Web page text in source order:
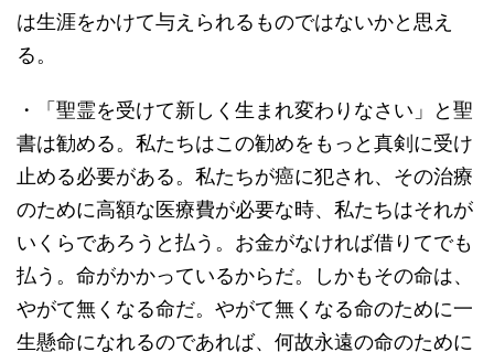
は生涯をかけて与えられるものではないかと思え
る。
・「聖霊を受けて新しく生まれ変わりなさい」と聖
書は勧める。私たちはこの勧めをもっと真剣に受け
止める必要がある。私たちが癌に犯され、その治療
のために高額な医療費が必要な時、私たちはそれが
いくらであろうと払う。お金がなければ借りてでも
払う。命がかかっているからだ。しかもその命は、
やがて無くなる命だ。やがて無くなる命のために一
生懸命になれるのであれば、何故永遠の命のために